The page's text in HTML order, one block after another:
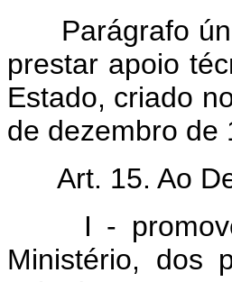
Parágrafo
prestar apoio
Estado, criado
de dezembro de
Art. 15. Ao
I -
Ministério, dos